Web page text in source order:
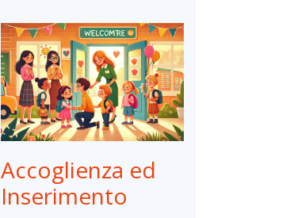
Accoglienza ed
Inserimento